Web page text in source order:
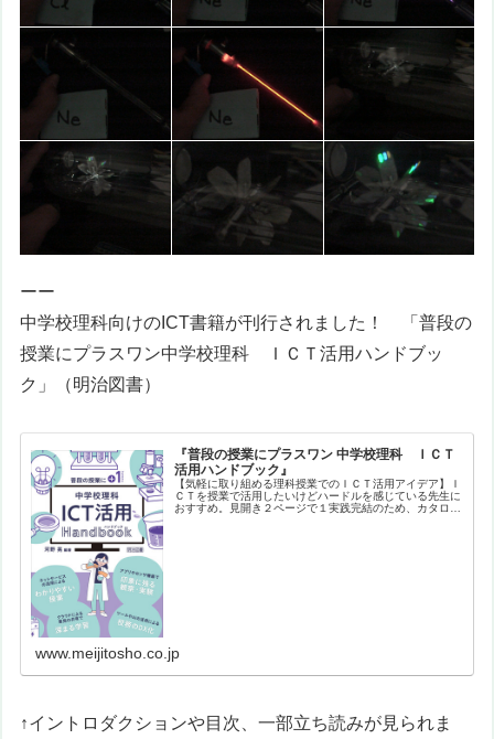
ーー
中学校理科向けのICT書籍が刊行されました！ 「普段の
授業にプラスワン中学校理科 ＩＣＴ活用ハンドブッ
ク 」（明治図書）
『普段の授業にプラスワン 中学校理科 ＩＣＴ
活用ハンドブック』
【気軽に取り組める理科授業でのＩＣＴ活用アイデア】Ｉ
ＣＴを授業で活用したいけどハードルを感じている先生に
おすすめ。見開き２ページで１実践完結のため、カタログ
www.meijitosho.co.jp
↑イントロダクションや目次、一部立ち読みが見られま